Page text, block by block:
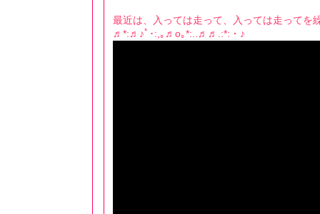
最近は、入っては走って、入っては走ってを
♬*:♬♪ﾟ･:,｡♬o｡*:..♬♬.:*:・♪